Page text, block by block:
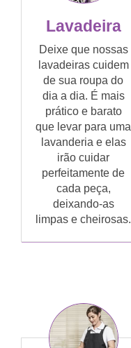
Lavadeira
Deixe que nossas
lavadeiras cuidem
de sua roupa do
dia a dia. É mais
prático e barato
que levar para uma
lavanderia e elas
irão cuidar
perfeitamente de
cada peça,
deixando-as
limpas e cheirosas.